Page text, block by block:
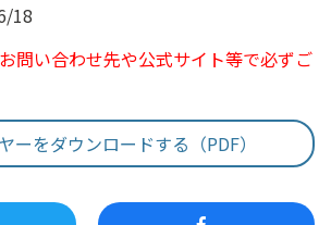
ーをダウンロードする（PDF）
18
問い合わせ先や公式サイト等で必ずご